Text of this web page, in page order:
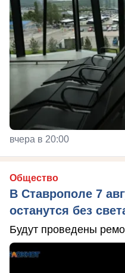
вчера в 20:00
Общество
В Ставрополе 7
останутся без
Будут проведены